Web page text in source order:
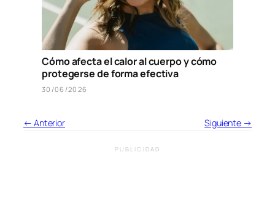
Cómo afecta el calor al cuerpo y cómo
protegerse de forma efectiva
30/06/2026
← Anterior Siguiente →
PUBLICIDAD